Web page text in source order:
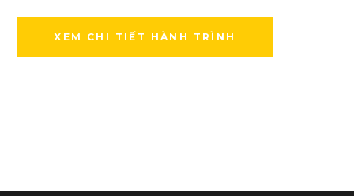
XEM CHI TIẾT HÀNH TRÌNH